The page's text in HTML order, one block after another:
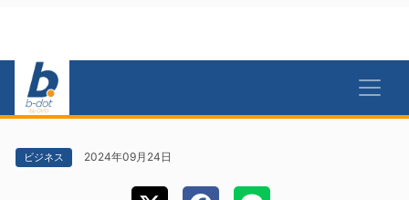
ビジネス 2024年09月24日